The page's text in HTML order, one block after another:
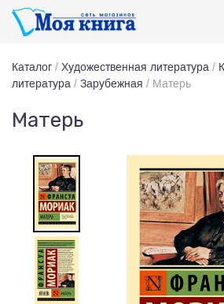
Каталог / Художественная литература /
литература / Зарубежная / Матерь
Матерь